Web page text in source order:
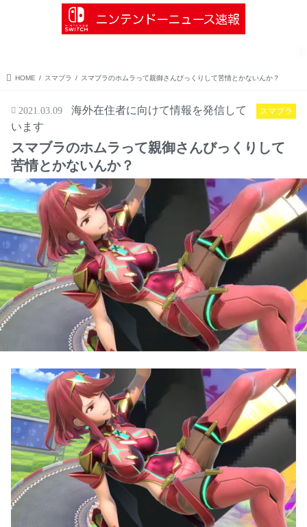
HOME スマブラ スマブラのホムラって親御さんびっくりして苦情とかないんか？
スマブラ
2021.03.09
海外在住者に向けて情報を発信して
います
スマブラのホムラって親御さんびっくりして
苦情とかないんか？